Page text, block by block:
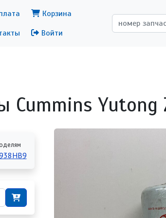
Меню учётной
Корзина
Войти
Поиск
Cummins Yutong